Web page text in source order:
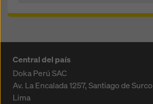
Central del país
Doka Perú SAC
Av. La Encalada 1257,Santiago de Surco
Lima